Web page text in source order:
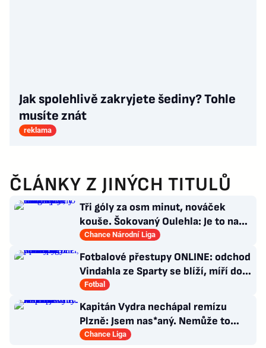
Jak spolehlivě zakryjete šediny? Tohle
musíte znát
reklama
ČLÁNKY Z JINÝCH TITULŮ
Tři góly za osm minut, nováček
kouše. Šokovaný Oulehla: Je to na
ho*no, řešíme posily
Chance Národní Liga
Fotbalové přestupy ONLINE: odchod
Vindahla ze Sparty se blíží, míří do
druhé italské ligy
Fotbal
Kapitán Vydra nechápal remízu
Plzně: Jsem nas*aný. Nemůže to
končit jako házená
Chance Liga